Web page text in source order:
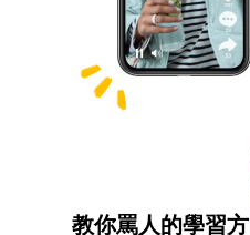
教你罵人的學習方